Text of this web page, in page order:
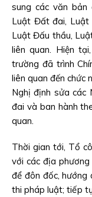
sung các văn
Luật Đất đai, Luật
Luật Đấu thầu,
liên quan. Hiện
trường đã trình
liên quan đến chức
Nghị định sửa các
đai và ban hành
quan.
Thời gian tới, Tổ
với các địa
để đôn đốc,
thi pháp luật; tiếp